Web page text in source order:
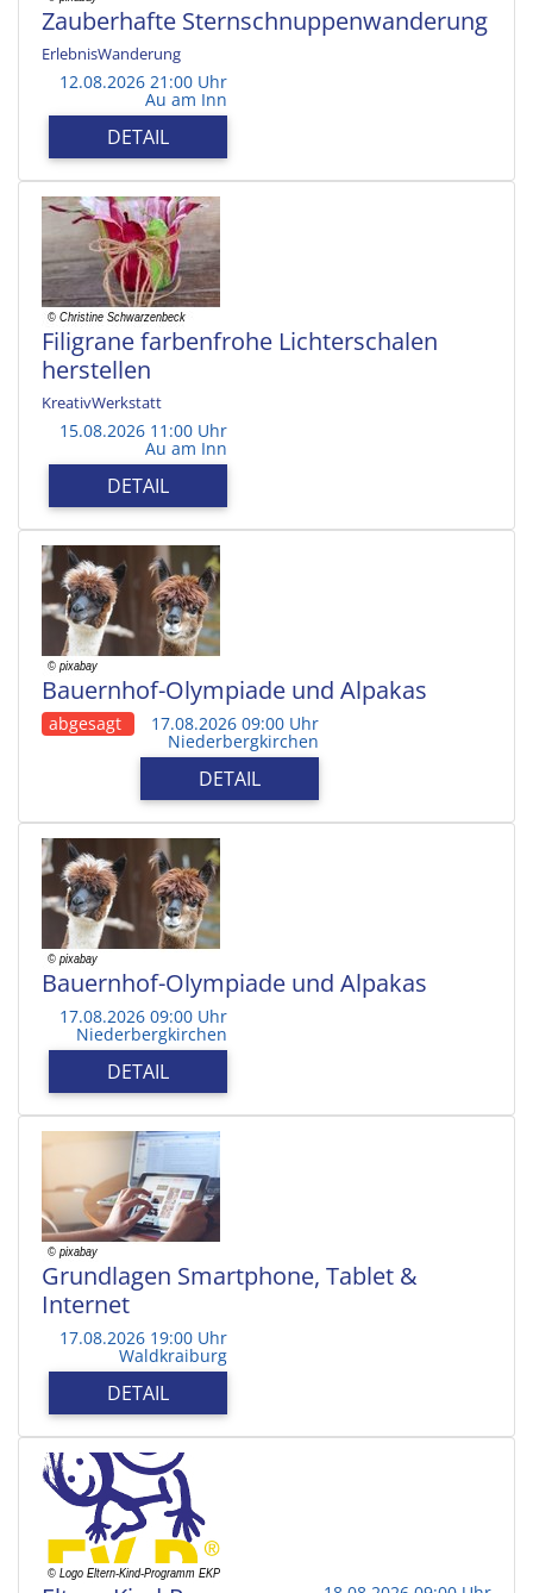
Zauberhafte Sternschnuppenwanderung
ErlebnisWanderung
12.08.2026 21:00 Uhr
Au am Inn
DETAIL
Filigrane farbenfrohe Lichterschalen
herstellen
KreativWerkstatt
15.08.2026 11:00 Uhr
Au am Inn
DETAIL
Bauernhof-Olympiade und Alpakas
abgesagt 17.08.2026 09:00 Uhr
Niederbergkirchen
DETAIL
Bauernhof-Olympiade und Alpakas
17.08.2026 09:00 Uhr
Niederbergkirchen
DETAIL
Grundlagen Smartphone, Tablet &
Internet
17.08.2026 19:00 Uhr
Waldkraiburg
DETAIL